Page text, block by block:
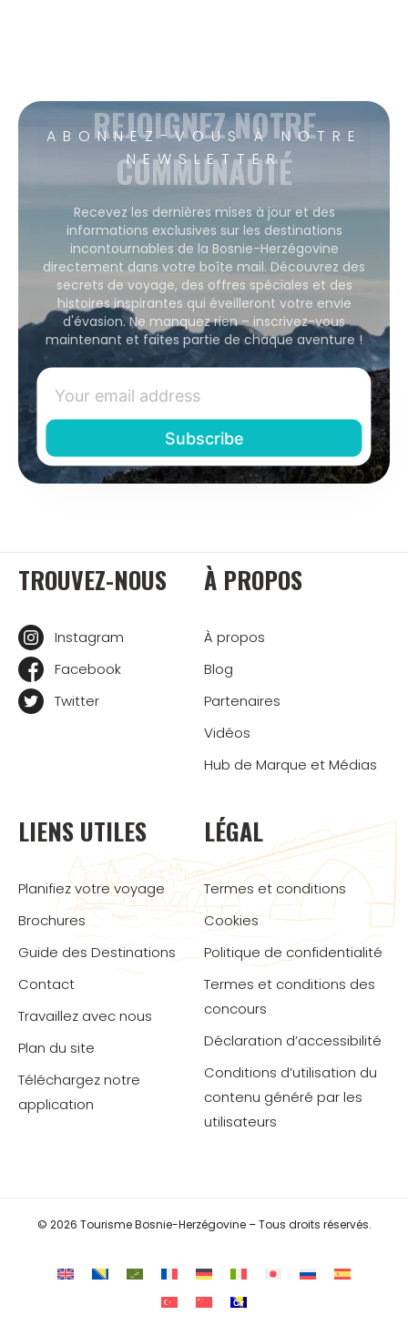
ABONNEZ-VOUS À NOTRE
NEWSLETTER
REJOIGNEZ NOTRE
COMMUNAUTÉ
Recevez les dernières mises à jour et des
informations exclusives sur les destinations
incontournables de la Bosnie-Herzégovine
directement dans votre boîte mail. Découvrez des
secrets de voyage, des offres spéciales et des
histoires inspirantes qui éveilleront votre envie
d'évasion. Ne manquez rien – inscrivez-vous
maintenant et faites partie de chaque aventure !
TROUVEZ-NOUS
Instagram
Facebook
Twitter
À PROPOS
À propos
Blog
Partenaires
Vidéos
Hub de Marque et Médias
LIENS UTILES
Planifiez votre voyage
Brochures
Guide des Destinations
Contact
Travaillez avec nous
Plan du site
Téléchargez notre
application
LÉGAL
Termes et conditions
Cookies
Politique de confidentialité
Termes et conditions des
concours
Déclaration d’accessibilité
Conditions d’utilisation du
contenu généré par les
utilisateurs
© 2026 Tourisme Bosnie-Herzégovine – Tous droits réservés.